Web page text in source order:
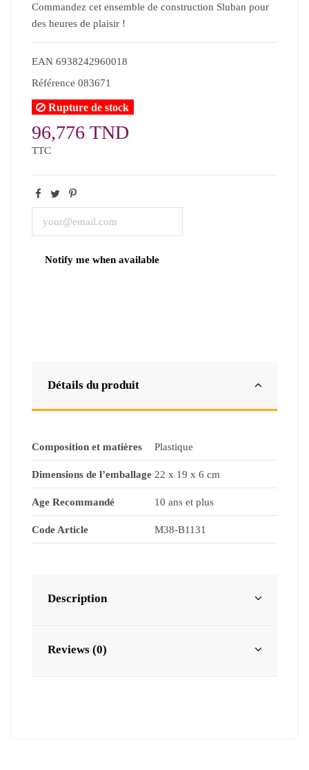
Commandez cet ensemble de construction Sluban pour
des heures de plaisir !
EAN 6938242960018
Référence 083671
Rupture de stock
96,776 TND
TTC
Détails du produit
Composition et matières Plastique
Dimensions de l’emballage 22 x 19 x 6 cm
Age Recommandé 10 ans et plus
Code Article M38-B1131
Description
Reviews (0)